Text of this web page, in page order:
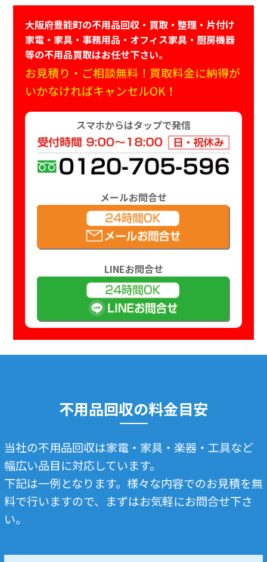
大阪府豊能町の不用品回収・買取・整理・片付け
家電・家具・事務用品・オフィス家具・厨房機器
等の不用品買取はお任せ下さい。
お見積り・ご相談無料！買取料金に納得が
いかなければキャンセルOK！
スマホからはタップで発信
メールお問合せ
LINEお問合せ
不用品回収の料金目安
当社の不用品回収は家電・家具・楽器・工具など
幅広い品目に対応しています。
下記は一例となります。様々な内容でのお見積を無
料で行いますので、まずはお気軽にお問合せ下さ
い。